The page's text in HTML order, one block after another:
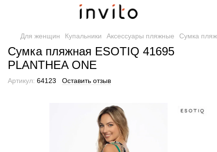
Для женщин Купальники Аксессуары пляжные Сумка
Сумка пляжная ESOTIQ 41695
PLANTHEA ONE
Артикул: 64123 Оставить отзыв